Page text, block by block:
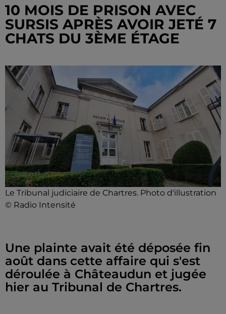
10 MOIS DE PRISON AVEC
SURSIS APRÈS AVOIR JETÉ 7
CHATS DU 3ÈME ÉTAGE
Le Tribunal judiciaire de Chartres. Photo d'illustration
© Radio Intensité
Une plainte avait été déposée fin
août dans cette affaire qui s'est
déroulée à Châteaudun et jugée
hier au Tribunal de Chartres.